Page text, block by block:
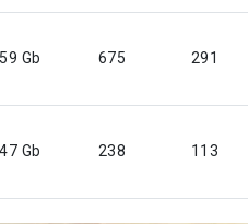
Gb 675 291
Gb 238 113